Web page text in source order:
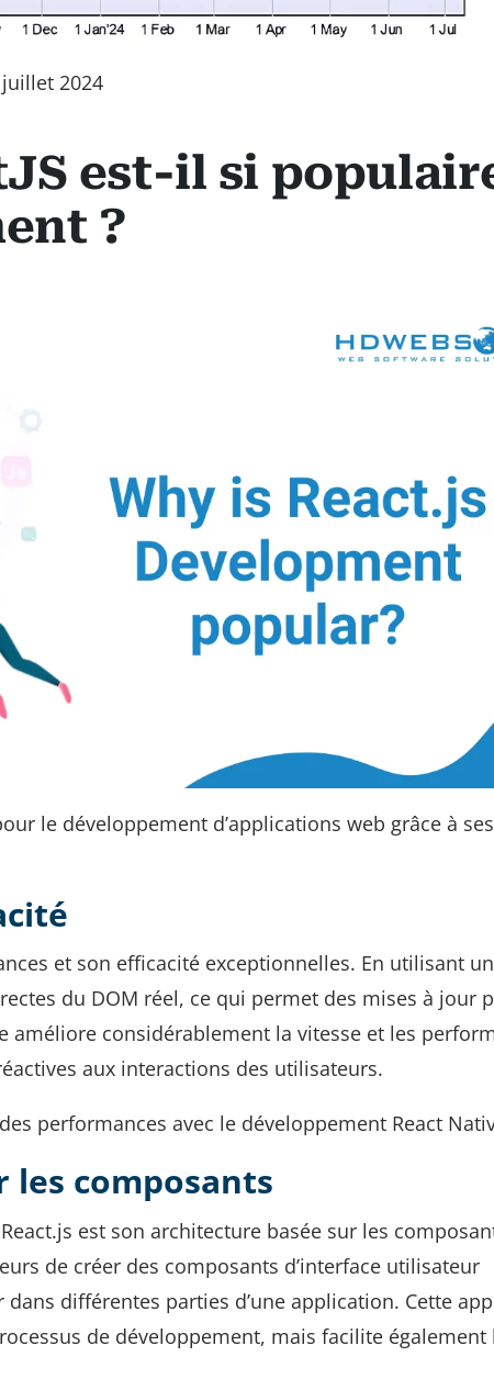
2024
est-il si
?
le développement d’applications web grâce à ses
et son efficacité exceptionnelles. En utilisant
du DOM réel, ce qui permet des mises à jour
améliore considérablement la vitesse et les
aux interactions des utilisateurs.
performances avec le développement React
les composants
est son architecture basée sur les
de créer des composants d’interface utilisateur
différentes parties d’une application. Cette
de développement, mais facilite également